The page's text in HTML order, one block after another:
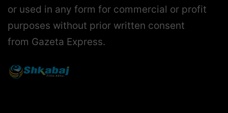
or used in any form for commercial or profit
purposes without prior written consent
from Gazeta Express.